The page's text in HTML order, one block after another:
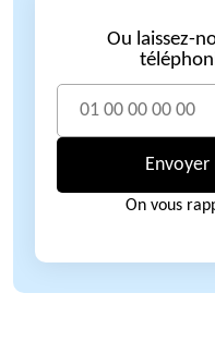
Ou laissez-
Envoyer
On vous